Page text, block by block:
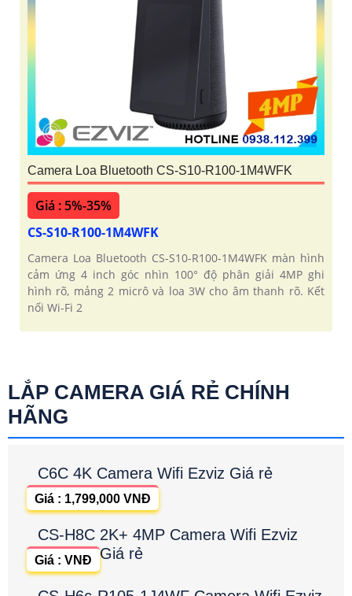
Camera Loa Bluetooth CS-S10-R100-1M4WFK
Giá : 5%-35%
CS-S10-R100-1M4WFK
Camera Loa Bluetooth CS-S10-R100-1M4WFK màn hình
cảm ứng 4 inch góc nhìn 100° độ phân giải 4MP ghi
hình rõ, mảng 2 micrô và loa 3W cho âm thanh rõ. Kết
nối Wi-Fi 2
LẮP CAMERA GIÁ RẺ CHÍNH
HÃNG
C6C 4K Camera Wifi Ezviz Giá rẻ
Giá : 1,799,000 VNĐ
CS-H8C 2K+ 4MP Camera Wifi Ezviz
Giá rẻ
Giá : VNĐ